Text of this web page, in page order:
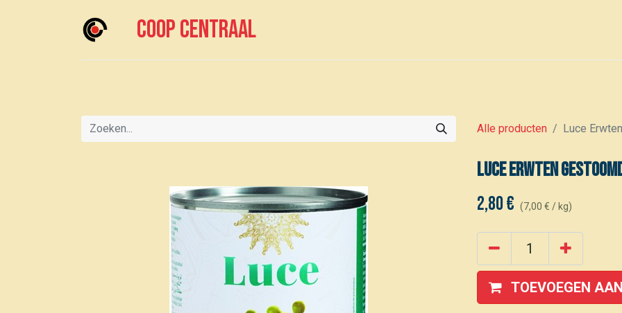
Coop centraal
Alle producten Luce
Luce Erwten
2,80€ (7,00 € / kg)
TOEVOEGEN